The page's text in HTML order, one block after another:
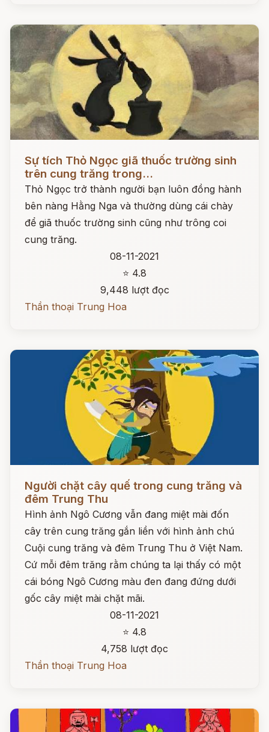
Sự tích Thỏ Ngọc giã thuốc trường sinh
trên cung trăng trong...
Thỏ Ngọc trở thành người bạn luôn đồng hành
bên nàng Hằng Nga và thường dùng cái chày
để giã thuốc trường sinh cũng như trông coi
cung trăng.
08-11-2021
⭐ 4.8
9,448 lượt đọc
Thần thoại Trung Hoa
Người chặt cây quế trong cung trăng và
đêm Trung Thu
Hình ảnh Ngô Cương vẫn đang miệt mài đốn
cây trên cung trăng gắn liền với hình ảnh chú
Cuội cung trăng và đêm Trung Thu ở Việt Nam.
Cứ mỗi đêm trăng rằm chúng ta lại thấy có một
cái bóng Ngô Cương màu đen đang đứng dưới
gốc cây miệt mài chặt mãi.
08-11-2021
⭐ 4.8
4,758 lượt đọc
Thần thoại Trung Hoa